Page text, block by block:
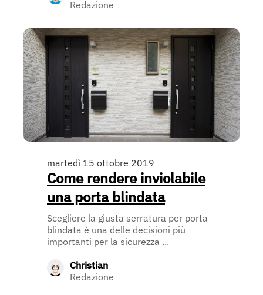
Redazione
martedì 15 ottobre 2019
Come rendere inviolabile
una porta blindata
Scegliere la giusta serratura per porta
blindata è una delle decisioni più
importanti per la sicurezza ...
Christian
Redazione